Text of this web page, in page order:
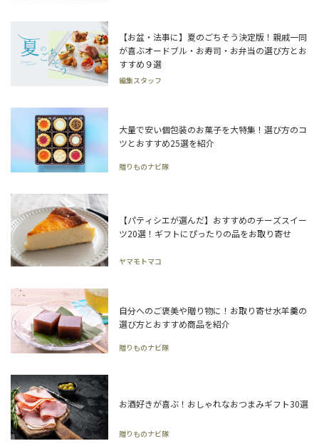
【お盆・法事に】夏のごちそう決定版！親戚一同
が喜ぶオードブル・お寿司・お弁当の選び方とお
すすめ９選
編集スタッフ
大量で安い個包装のお菓子を大特集！選び方のコ
ツとおすすめ25選を紹介
贈りものナビ隊
【パティシエが選んだ】おすすめのチーズスイー
ツ20選！ギフトにぴったりの品をお取り寄せ
ヤマモトマコ
自分へのご褒美や贈り物に！お取り寄せ水羊羹の
選び方とおすすめ商品を紹介
贈りものナビ隊
お酒好きが喜ぶ！おしゃれなおつまみギフト30選
贈りものナビ隊